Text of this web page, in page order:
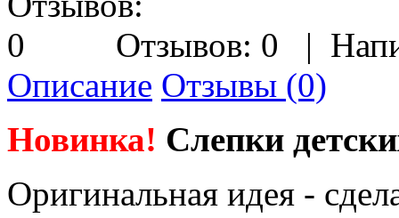
Отзывов: 0 |
Описание Отзывы (0)
Новинка! Слепки
Оригинальная идея -